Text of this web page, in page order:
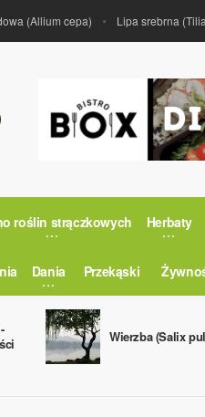
(Allium cepa) Lipa srebrna (Tilia
roślin strączkowych Herbaty
Dania Przekąski
Wierzba (Salix